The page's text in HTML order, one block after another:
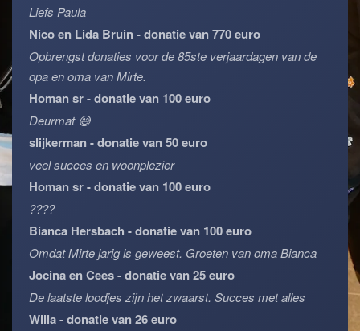
Liefs Paula
Nico en Lida Bruin - donatie van 770 euro
Opbrengst donaties voor de 85ste verjaardagen van de
opa en oma van Mirte.
Homan sr - donatie van 100 euro
Deurmat 😅
slijkerman - donatie van 50 euro
veel succes en woonplezier
Homan sr - donatie van 100 euro
????
Bianca Hersbach - donatie van 100 euro
Omdat Mirte jarig is geweest. Groeten van oma Bianca
Jocina en Cees - donatie van 25 euro
De laatste loodjes zijn het zwaarst. Succes met alles
Willa - donatie van 26 euro